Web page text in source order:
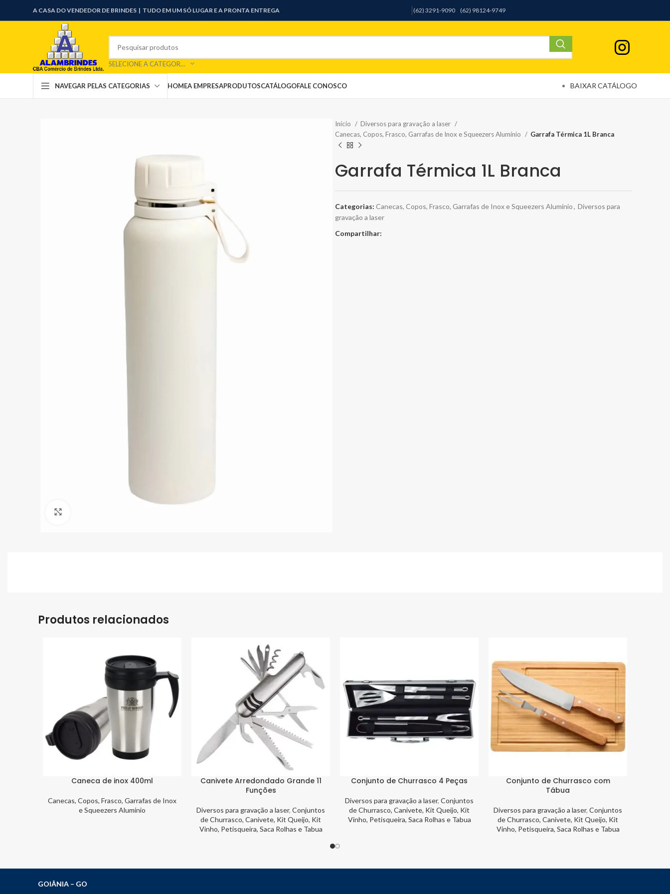
A CASA DO VENDEDOR DE BRINDES | TUDO EM UM SÓ LUGAR E A PRONTA ENTREGA (62) 3291-9090 (62) 98124-9749
SELECIONE A CATEGORIA
NAVEGAR PELAS CATEGORIAS HOMEA EMPRESAPRODUTOSCATÁLOGOFALE CONOSCO BAIXAR CATÁLOGO
Início
Diversos para gravação a laser
Canecas, Copos, Frasco, Garrafas de Inox e Squeezers Alumínio
Garrafa Térmica 1L Branca
Garrafa Térmica 1L Branca
Categorias: Canecas, Copos, Frasco, Garrafas de Inox e Squeezers Alumínio, Diversos para
gravação a laser
Compartilhar:
Produtos relacionados
Caneca de inox 400ml
Canecas, Copos, Frasco, Garrafas de Inox
e Squeezers Alumínio
Canivete Arredondado Grande 11
Funções
Diversos para gravação a laser, Conjuntos
de Churrasco, Canivete, Kit Queijo, Kit
Vinho, Petisqueira, Saca Rolhas e Tabua
Conjunto de Churrasco 4 Peças
Diversos para gravação a laser, Conjuntos
de Churrasco, Canivete, Kit Queijo, Kit
Vinho, Petisqueira, Saca Rolhas e Tabua
Conjunto de Churrasco com
Tábua
Diversos para gravação a laser, Conjuntos
de Churrasco, Canivete, Kit Queijo, Kit
Vinho, Petisqueira, Saca Rolhas e Tabua
GOIÂNIA – GO